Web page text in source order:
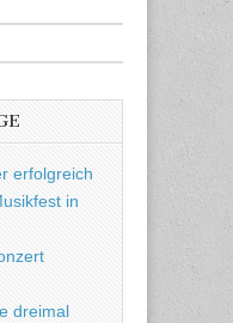
erfolgreich
in
dreimal